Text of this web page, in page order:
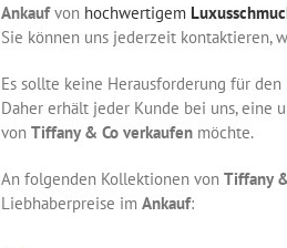
Ankaufvon hochwertigem
Sie können uns jederzeit kontaktieren,
Es sollte keine Herausforderung für den
Daher erhält jeder Kunde bei uns, eine
von Tiffany & Co verkaufen möchte.
An folgenden Kollektionen von Tiffany
Liebhaberpreise im Ankauf: